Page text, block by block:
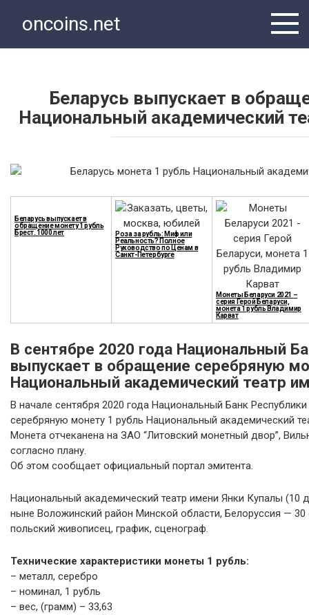
oncoins.net
Беларусь выпускает в
Национальный академический
Беларусь выпускает в
обращение монету 1 рубль
Брест. 1000 лет
Роза за рубль: Миф или
Реальность? Полное
Руководство по Ценам в
Санкт-Петербурге
Монеты Беларуси 2021 –
серия Герой Беларуси,
монета 1 рубль Владимир
Карват
В сентябре 2020 года Национальный
выпускает в обращение серебряную
Национальный академический театр
В начале сентября 2020 года Национальный Банк
серебряную монету 1 рубль Национальный академический
Монета отчеканена на ЗАО “Литовский монетный двор”,
согласно плану.
Об этом сообщает официальный портал эмитента.
Национальный академический театр имени Янки Купалы
ныне Воложинский район Минской области, Белоруссия —
польский живописец, график, сценограф.
Технические характеристики монеты 1 рубль:
– металл, серебро
– номинал, 1 рубль
– вес, (грамм) – 33,63